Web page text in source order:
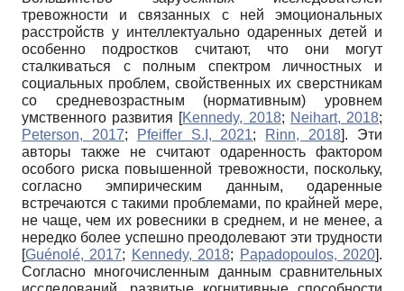
тревожности и связанных с ней эмоциональных
расстройств у интеллектуально одаренных детей и
особенно подростков считают, что они могут
сталкиваться с полным спектром личностных и
социальных проблем, свойственных их сверстникам
со средневозрастным (нормативным) уровнем
умственного развития [Kennedy, 2018; Neihart, 2018;
Peterson, 2017; Pfeiffer S.I, 2021; Rinn, 2018]. Эти
авторы также не считают одаренность фактором
особого риска повышенной тревожности, поскольку,
согласно эмпирическим данным, одаренные
встречаются с такими проблемами, по крайней мере,
не чаще, чем их ровесники в среднем, и не менее, а
нередко более успешно преодолевают эти трудности
[Guénolé, 2017; Kennedy, 2018; Papadopoulos, 2020].
Согласно многочисленным данным сравнительных